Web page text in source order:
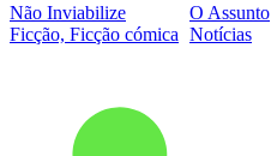
Não Inviabilize
Ficção, Ficção cómica
O Assunto
Notícias